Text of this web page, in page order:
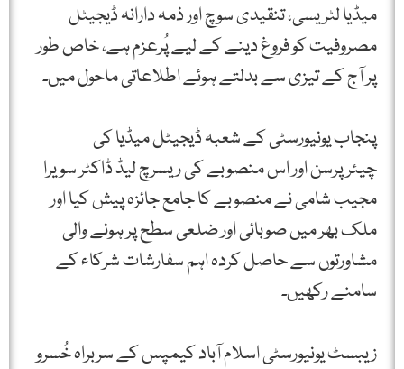
میڈیا لٹریسی، تنقیدی سوچ اور ذمہ دارانہ ڈیجیٹل
مصروفیت کو فروغ دینے کے لیے پُرعزم ہے، خاص طور
پر آج کے تیزی سے بدلتے ہوئے اطلاعاتی ماحول میں۔
پنجاب یونیورسٹی کے شعبہ ڈیجیٹل میڈیا کی
چیئرپرسن اور اس منصوبے کی ریسرچ لیڈ ڈاکٹر سویرا
مجیب شامی نے منصوبے کا جامع جائزہ پیش کیا اور
ملک بھر میں صوبائی اور ضلعی سطح پر ہونے والی
مشاورتوں سے حاصل کردہ اہم سفارشات شرکاء کے
سامنے رکھیں۔
زیبسٹ یونیورسٹی اسلام آباد کیمپس کے سربراہ خُسرو